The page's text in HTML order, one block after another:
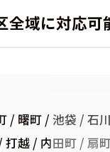
全域に対応可
/ 曙町 / 池袋 / 石
打越 / 内田町 / 扇